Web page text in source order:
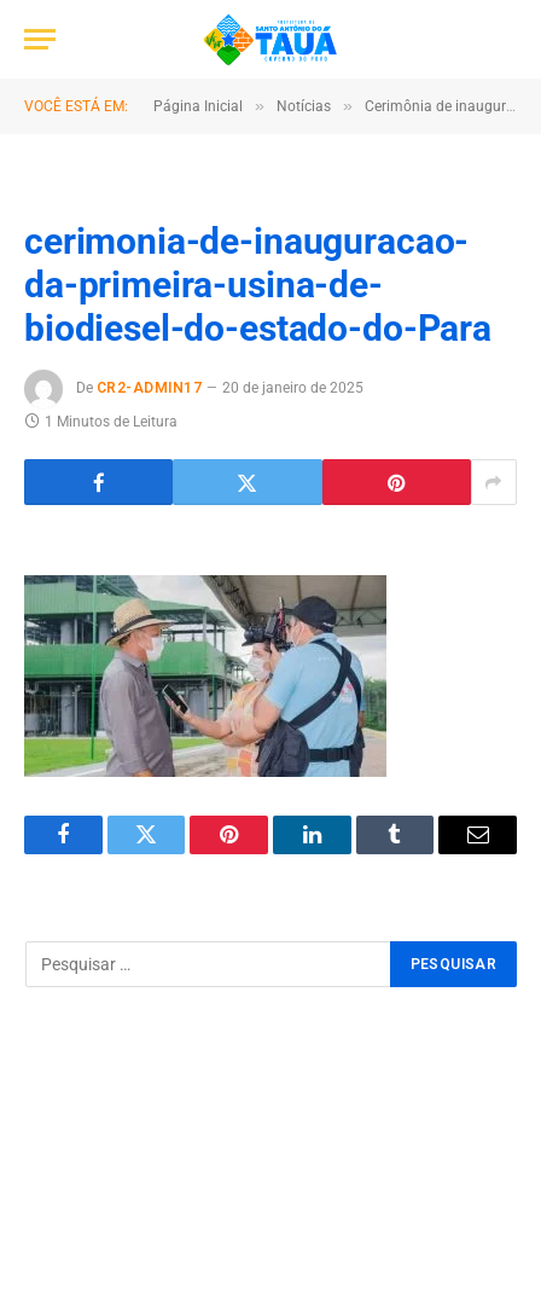
VOCÊ ESTÁ EM: Página Inicial » Notícias » Cerimônia de inauguração da primeira usina de biodiesel do estado do Pará
cerimonia-de-inauguracao-
da-primeira-usina-de-
biodiesel-do-estado-do-Para
De CR2-ADMIN17
20 de janeiro de 2025
1 Minutos de Leitura
FacebookTwitter Pinterest LinkedInTumblr Email